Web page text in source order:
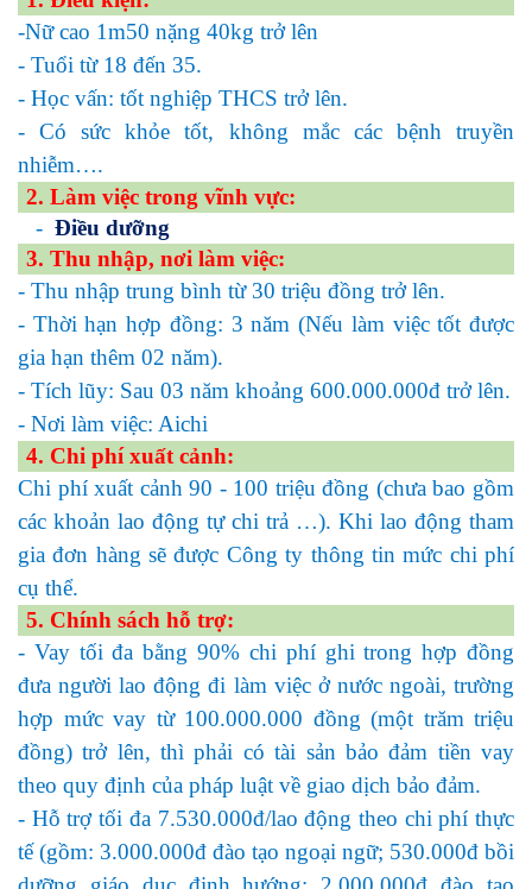
-Nữ cao 1m50 nặng 40kg trở lên
- Tuổi từ 18 đến 35.
- Học vấn: tốt nghiệp THCS trở lên.
- Có sức khỏe tốt, không mắc các bệnh truyền
nhiễm….
2. Làm việc trong vĩnh vực:
- Điều dưỡng
3. Thu nhập, nơi làm việc:
- Thu nhập trung bình từ 30 triệu đồng trở lên.
- Thời hạn hợp đồng: 3 năm (Nếu làm việc tốt được
gia hạn thêm 02 năm).
- Tích lũy: Sau 03 năm khoảng 600.000.000đ trở lên.
- Nơi làm việc: Aichi
4. Chi phí xuất cảnh:
Chi phí xuất cảnh 90 - 100 triệu đồng (chưa bao gồm
các khoản lao động tự chi trả …). Khi lao động tham
gia đơn hàng sẽ được Công ty thông tin mức chi phí
cụ thể.
5. Chính sách hỗ trợ:
- Vay tối đa bằng 90% chi phí ghi trong hợp đồng
đưa người lao động đi làm việc ở nước ngoài, trường
hợp mức vay từ 100.000.000 đồng (một trăm triệu
đồng) trở lên, thì phải có tài sản bảo đảm tiền vay
theo quy định của pháp luật về giao dịch bảo đảm.
- Hỗ trợ tối đa 7.530.000đ/lao động theo chi phí thực
tế (gồm: 3.000.000đ đào tạo ngoại ngữ; 530.000đ bồi